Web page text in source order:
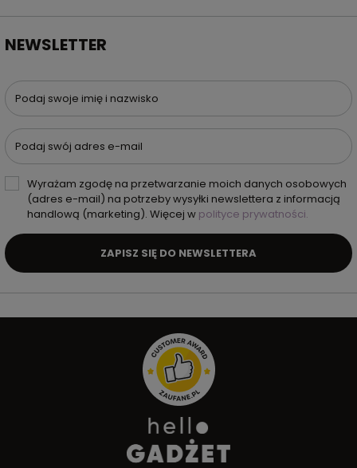
NEWSLETTER
Podaj swoje imię i nazwisko
Podaj swój adres e-mail
Wyrażam zgodę na przetwarzanie moich danych osobowych
(adres e-mail) na potrzeby wysyłki newslettera z informacją
handlową (marketing). Więcej w polityce prywatności.
ZAPISZ SIĘ DO NEWSLETTERA